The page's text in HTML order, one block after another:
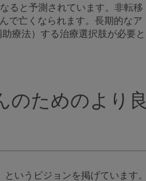
ると予測されています。非転移
で亡くなられます。長期的なア
療法）する治療選択肢が必要と
のためのより良
いうビジョンを掲げています。